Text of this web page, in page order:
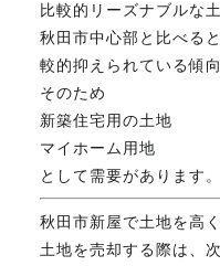
比較的リーズナブルな
秋田市中心部と比べる
較的抑えられている傾
そのため
新築住宅用の土地
マイホーム用地
として需要があります。
秋田市新屋で土地を高
土地を売却する際は、